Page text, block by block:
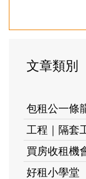
文章類別
包租公一條
工程｜隔套
買房收租機
好租小學堂